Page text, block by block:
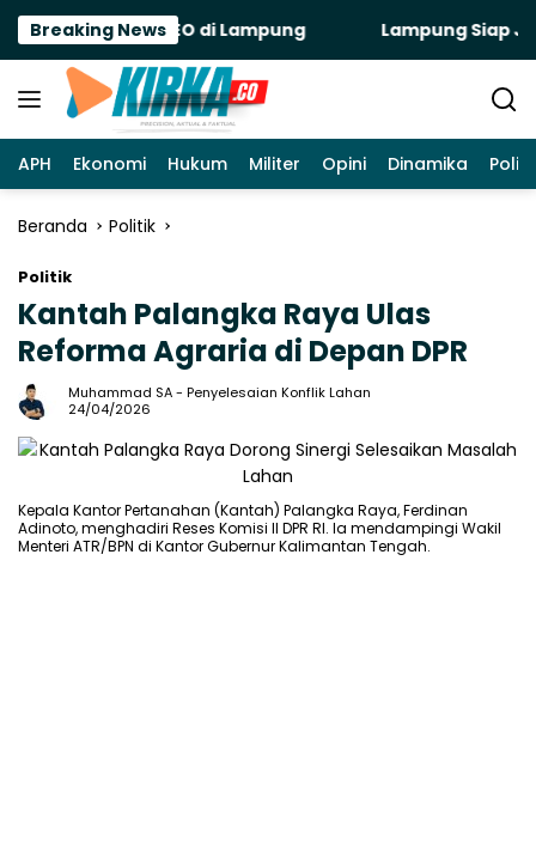
Langsung
konten
Breaking News
Center PGEO di Lampung Lampung Siap Jadi
APH Ekonomi Hukum Militer Opini Dinamika
Beranda Politik
Politik
Kantah Palangka Raya Ulas
Reforma Agraria di Depan DPR
Muhammad SA- Penyelesaian Konflik Lahan
24/04/2026
Kepala Kantor Pertanahan (Kantah) Palangka Raya, Ferdinan
Adinoto, menghadiri Reses Komisi II DPR RI. Ia mendampingi Wakil
Menteri ATR/BPN di Kantor Gubernur Kalimantan Tengah.